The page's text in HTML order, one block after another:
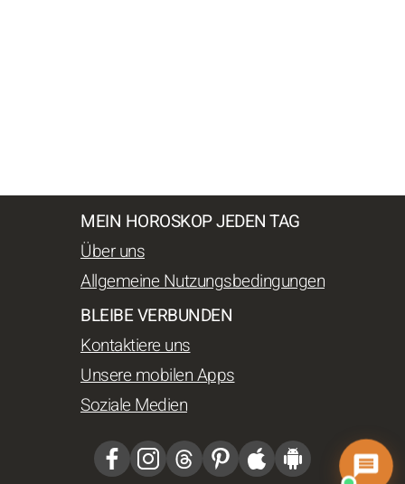
MEIN HOROSKOP JEDEN TAG
Über uns
Allgemeine Nutzungsbedingungen
BLEIBE VERBUNDEN
Kontaktiere uns
Unsere mobilen Apps
Soziale Medien